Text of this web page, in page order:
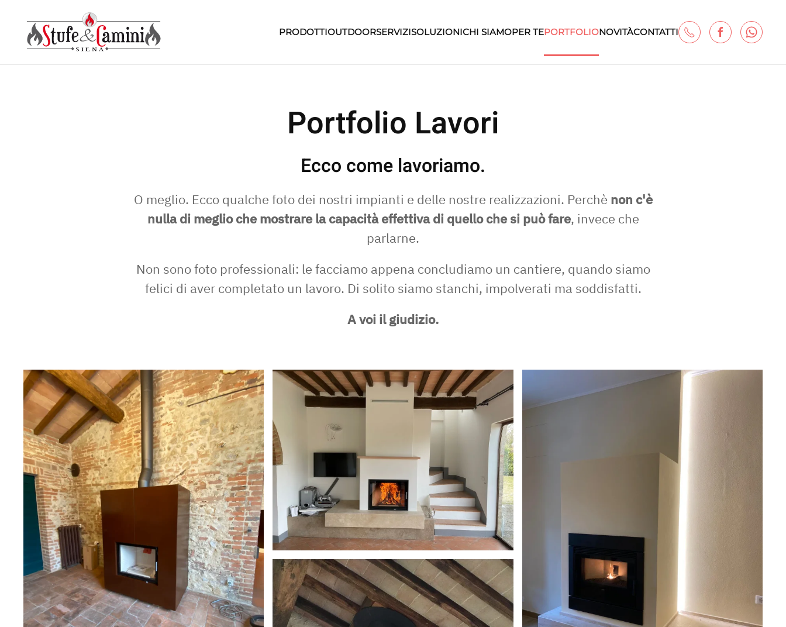
Skip
to
PRODOTTIOUTDOORSERVIZISOLUZIONICHI SIAMOPER TEPORTFOLIONOVITÀCONTATTI
Portfolio Lavori
Ecco come lavoriamo.
O meglio. Ecco qualche foto dei nostri impianti e delle nostre realizzazioni. Perchè non c'è
nulla di meglio che mostrare la capacità effettiva di quello che si può fare, invece che
parlarne.
Non sono foto professionali: le facciamo appena concludiamo un cantiere, quando siamo
felici di aver completato un lavoro. Di solito siamo stanchi, impolverati ma soddisfatti.
A voi il giudizio.